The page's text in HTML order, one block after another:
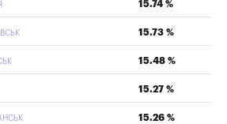
15.74 %
15.73 %
15.48 %
15.27 %
15.26 %